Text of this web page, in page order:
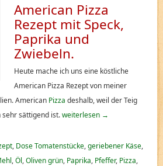
American Pizza
Rezept mit Speck,
Paprika und
Zwiebeln.
Heute mache ich uns eine köstliche
American Pizza Rezept von meiner
American Pizza deshalb, weil der Teig
sättigend ist.weiterlesen →
, Dose Tomatenstücke,geriebener Käse,
,Öl,Oliven grün, Paprika, Pfeffer, Pizza,